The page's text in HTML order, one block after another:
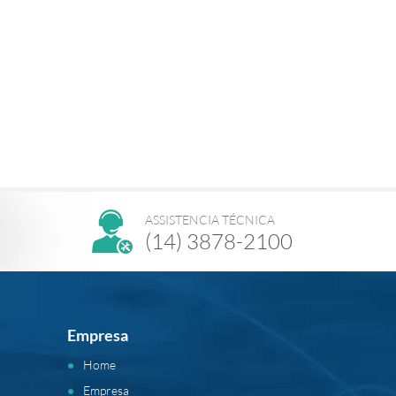
ASSISTENCIA TÉCNICA
(14) 3878-2100
Empresa
Home
Empresa